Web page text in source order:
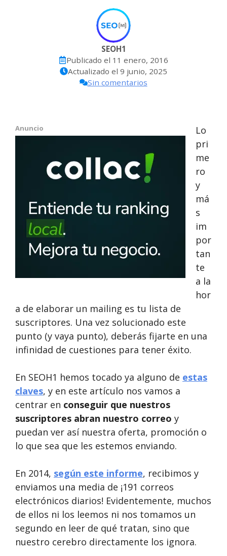
SEOH1
Publicado el 11 enero, 2016
Actualizado el 9 junio, 2025
Sin comentarios
Anuncio
Lo
pri
me
ro
y
má
s
im
por
tan
te
a la
hor
a de elaborar un mailing es tu lista de
suscriptores. Una vez solucionado este
punto (y vaya punto), deberás fijarte en una
infinidad de cuestiones para tener éxito.
En SEOH1 hemos tocado ya alguno de estas
claves, y en este artículo nos vamos a
centrar en conseguir que nuestros
suscriptores abran nuestro correo y
puedan ver así nuestra oferta, promoción o
lo que sea que les estemos enviando.
En 2014, según este informe, recibimos y
enviamos una media de ¡191 correos
electrónicos diarios! Evidentemente, muchos
de ellos ni los leemos ni nos tomamos un
segundo en leer de qué tratan, sino que
nuestro cerebro directamente los ignora.